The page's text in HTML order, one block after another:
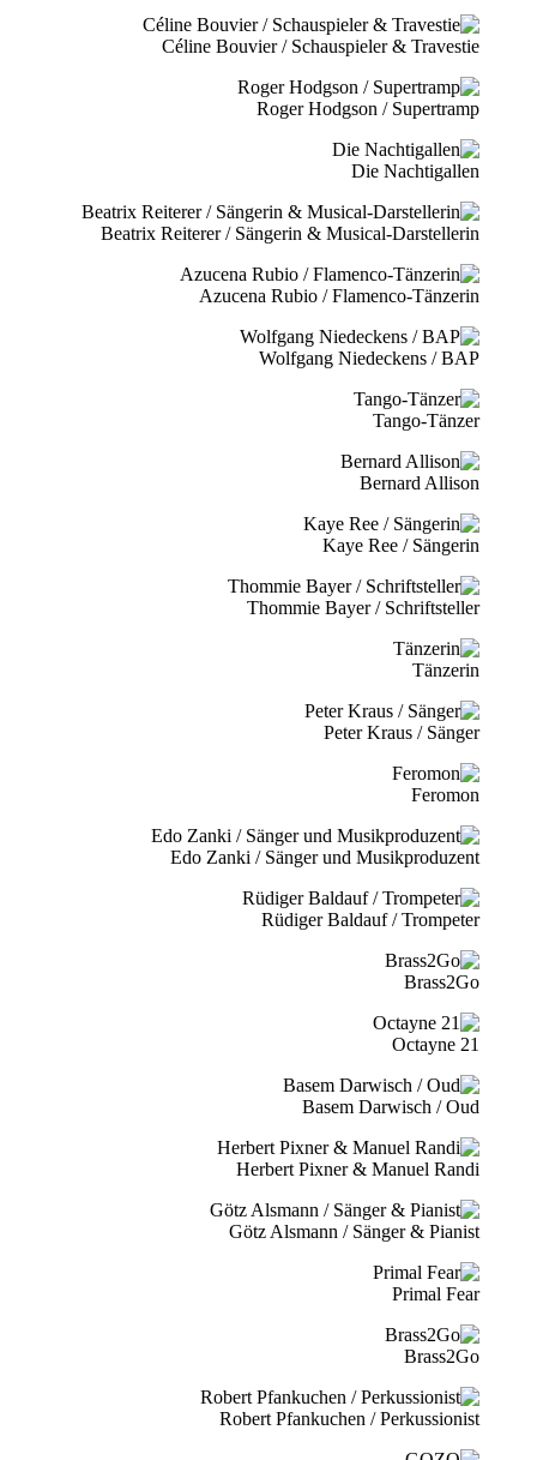
Céline Bouvier / Schauspieler & Travestie
Roger Hodgson / Supertramp
Die Nachtigallen
Beatrix Reiterer / Sängerin & Musical-Darstellerin
Azucena Rubio / Flamenco-Tänzerin
Wolfgang Niedeckens / BAP
Tango-Tänzer
Bernard Allison
Kaye Ree / Sängerin
Thommie Bayer / Schriftsteller
Tänzerin
Peter Kraus / Sänger
Feromon
Edo Zanki / Sänger und Musikproduzent
Rüdiger Baldauf / Trompeter
Brass2Go
21 Octayne
Basem Darwisch / Oud
Herbert Pixner & Manuel Randi
Götz Alsmann / Sänger & Pianist
Primal Fear
Brass2Go
Robert Pfankuchen / Perkussionist